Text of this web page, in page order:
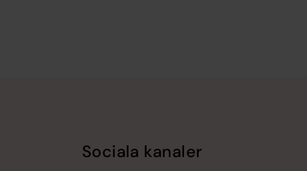
Sociala kanaler